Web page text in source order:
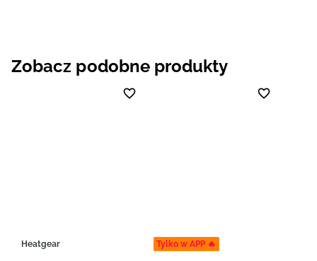
Zobacz podobne produkty
Heatgear Tylko w APP 🔥